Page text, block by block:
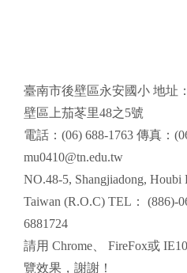
頁尾區域內容
臺南市後壁區永安國小 地址
壁區上茄苳里48之5號
電話：(06) 688-1763 傳真：
mu0410@tn.edu.tw
NO.48-5, Shangjiadong, Houbi
Taiwan (R.O.C) TEL： (886)-
6881724
請用 Chrome FireFox或
覽效果，謝謝！